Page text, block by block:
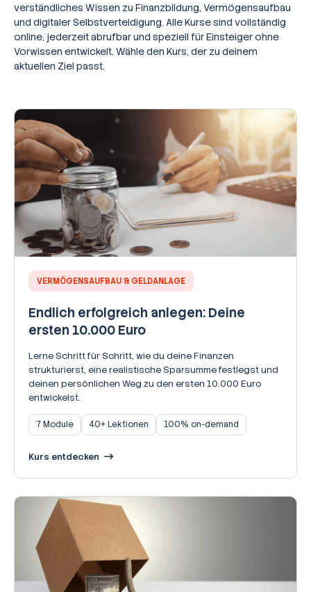
verständliches Wissen zu Finanzbildung, Vermögensaufbau
und digitaler Selbstverteidigung. Alle Kurse sind vollständig
online, jederzeit abrufbar und speziell für Einsteiger ohne
Vorwissen entwickelt. Wähle den Kurs, der zu deinem
aktuellen Ziel passt.
VERMÖGENSAUFBAU & GELDANLAGE
Endlich erfolgreich anlegen: Deine
ersten 10.000 Euro
Lerne Schritt für Schritt, wie du deine Finanzen
strukturierst, eine realistische Sparsumme festlegst und
deinen persönlichen Weg zu den ersten 10.000 Euro
entwickelst.
7 Module 40+ Lektionen 100% on-demand
Kurs entdecken